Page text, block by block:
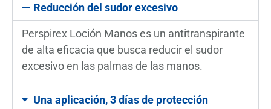
Reducción del sudor excesivo
Perspirex Loción Manos es un antitranspirante
de alta eficacia que busca reducir el sudor
excesivo en las palmas de las manos.
Una aplicación, 3 días de protección